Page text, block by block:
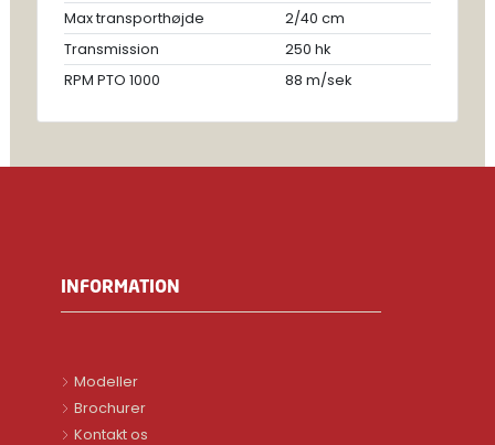
Max transporthøjde
2/40 cm
Transmission
250 hk
RPM PTO 1000
88 m/sek
INFORMATION
Modeller
Brochurer
Kontakt os